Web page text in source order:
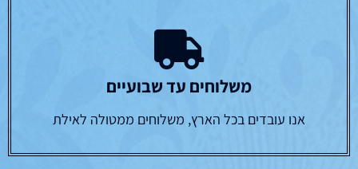
משלוחים עד שבועיים
אנו עובדים בכל הארץ, משלוחים ממטולה לאילת